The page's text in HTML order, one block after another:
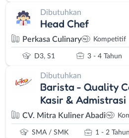
Dibutuhkan
Head Chef
Perkasa Culinary Kompetitif
D3, S1 3 - 4 Tahun
Dibutuhkan
Barista - Quality
Kasir & Admistrasi
CV. Mitra Kuliner Abadi
SMA / SMK 1 - 2 Tahun